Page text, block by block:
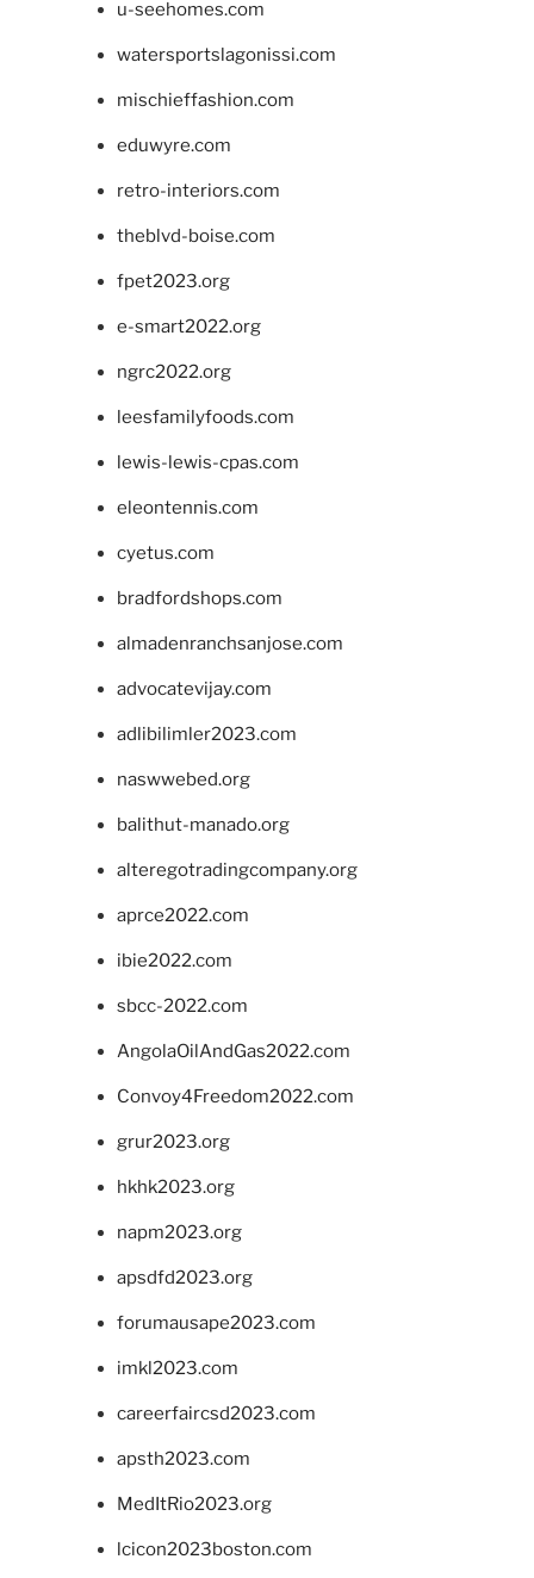
u-seehomes.com
watersportslagonissi.com
mischieffashion.com
eduwyre.com
retro-interiors.com
theblvd-boise.com
fpet2023.org
e-smart2022.org
ngrc2022.org
leesfamilyfoods.com
lewis-lewis-cpas.com
eleontennis.com
cyetus.com
bradfordshops.com
almadenranchsanjose.com
advocatevijay.com
adlibilimler2023.com
naswwebed.org
balithut-manado.org
alteregotradingcompany.org
aprce2022.com
ibie2022.com
sbcc-2022.com
AngolaOilAndGas2022.com
Convoy4Freedom2022.com
grur2023.org
hkhk2023.org
napm2023.org
apsdfd2023.org
forumausape2023.com
imkl2023.com
careerfaircsd2023.com
apsth2023.com
MedItRio2023.org
lcicon2023boston.com